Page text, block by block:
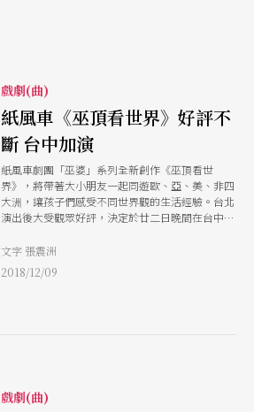
戲劇(曲)
紙風車《巫頂看世界》好評不
斷 台中加演
紙風車劇團「巫婆」系列全新創作《巫頂看世
界》，將帶著大小朋友一起同遊歐、亞、美、非四
大洲，讓孩子們感受不同世界觀的生活經驗。台北
演出後大受觀眾好評，決定於廿二日晚間在台中加
文字 張震洲
2018/12/09
戲劇(曲)